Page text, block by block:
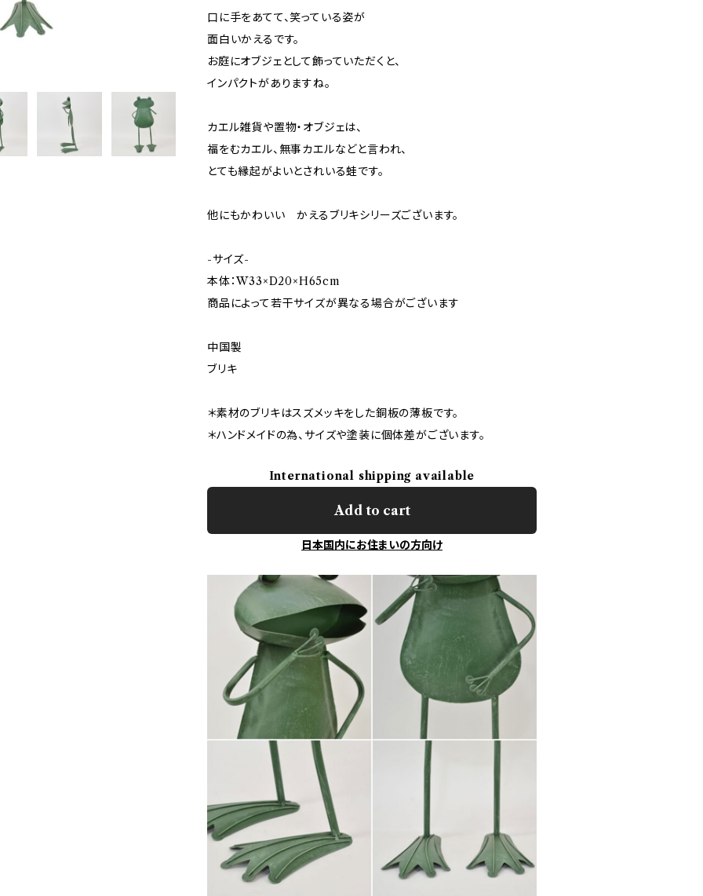
口に手をあてて、笑っている姿が
面白いかえるです。
お庭にオブジェとして飾っていただくと、
インパクトがありますね。
カエル雑貨や置物・オブジェは、
福をむカエル、無事カエルなどと言われ、
とても縁起がよいとされいる蛙です。
他にもかわいい かえるブリキシリーズございます。
-サイズ-
本体：W33×D20×H65cm
商品によって若干サイズが異なる場合がございます
中国製
ブリキ
＊素材のブリキはスズメッキをした銅板の薄板です。
＊ハンドメイドの為、サイズや塗装に個体差がございます。
International shipping available
Add to cart
日本国内にお住まいの方向け